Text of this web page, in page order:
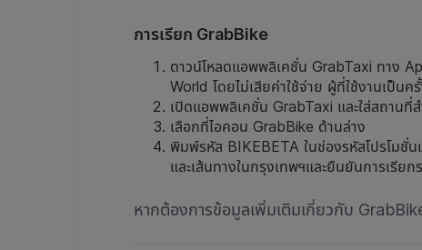
การเรียก GrabBike
ดาวน์โหลดแอพพลิเคชั่น GrabTaxi ทาง
World โดยไม่เสียค่าใช้จ่าย ผู้ที่ใช้งานเป็น
เปิดแอพพลิเคชั่น GrabTaxi และใส่สถานที่
เลือกที่ไอคอน GrabBike ด้านล่าง
พิมพ์รหัส BIKEBETA ในช่องรหัสโปรโมชั่
และเส้นทางในกรุงเทพฯและยืนยันการเรียก
หากต้องการข้อมูลเพิ่มเติมเกี่ยวกับ